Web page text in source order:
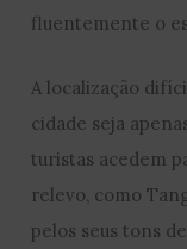
fluentemente o
A localização
cidade seja
turistas acedem
relevo, como
pelos seus tons